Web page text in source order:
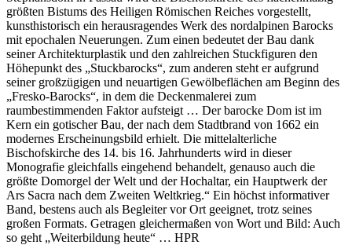
größten Bistums des Heiligen Römischen Reiches vorgestellt,
kunsthistorisch ein herausragendes Werk des nordalpinen Barocks
mit epochalen Neuerungen. Zum einen bedeutet der Bau dank
seiner Architekturplastik und den zahlreichen Stuckfiguren den
Höhepunkt des „Stuckbarocks“, zum anderen steht er aufgrund
seiner großzügigen und neuartigen Gewölbeflächen am Beginn des
„Fresko-Barocks“, in dem die Deckenmalerei zum
raumbestimmenden Faktor aufsteigt … Der barocke Dom ist im
Kern ein gotischer Bau, der nach dem Stadtbrand von 1662 ein
modernes Erscheinungsbild erhielt. Die mittelalterliche
Bischofskirche des 14. bis 16. Jahrhunderts wird in dieser
Monografie gleichfalls eingehend behandelt, genauso auch die
größte Domorgel der Welt und der Hochaltar, ein Hauptwerk der
Ars Sacra nach dem Zweiten Weltkrieg.“ Ein höchst informativer
Band, bestens auch als Begleiter vor Ort geeignet, trotz seines
großen Formats. Getragen gleichermaßen von Wort und Bild: Auch
so geht „Weiterbildung heute“ … HPR